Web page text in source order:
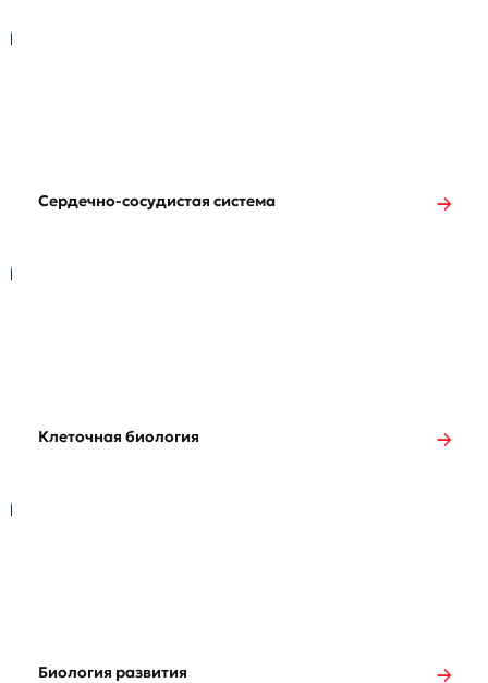
Сердечно-сосудистая система
Клеточная биология
Биология развития